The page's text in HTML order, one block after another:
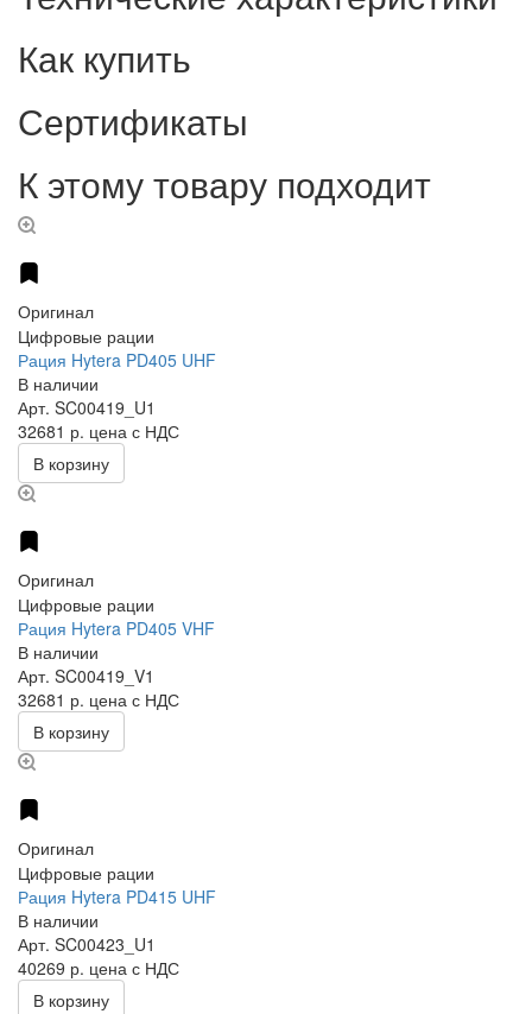
Как купить
Сертификаты
К этому товару подходит
Оригинал
Цифровые рации
Рация Hytera PD405 UHF
В наличии
Арт. SC00419_U1
32681 р. цена с НДС
В корзину
Оригинал
Цифровые рации
Рация Hytera PD405 VHF
В наличии
Арт. SC00419_V1
32681 р. цена с НДС
В корзину
Оригинал
Цифровые рации
Рация Hytera PD415 UHF
В наличии
Арт. SC00423_U1
40269 р. цена с НДС
В корзину